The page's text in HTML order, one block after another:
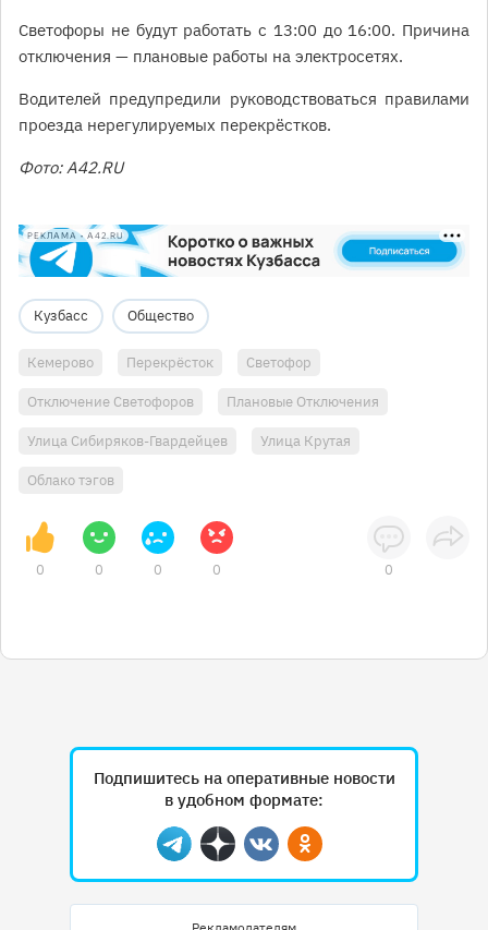
Светофоры не будут работать с 13:00 до 16:00. Причина
отключения — плановые работы на электросетях.
Водителей предупредили руководствоваться правилами
проезда нерегулируемых перекрёстков.
Фото: A42.RU
РЕКЛАМА • A42.RU
Кузбасс Общество
Кемерово Перекрёсток Светофор
Отключение Светофоров Плановые Отключения
Улица Сибиряков-Гвардейцев Улица Крутая
Облако тэгов
0 0 0 0 0
Подпишитесь на оперативные новости
в удобном формате:
Telegram
ДзенВконтактеОдноклассники